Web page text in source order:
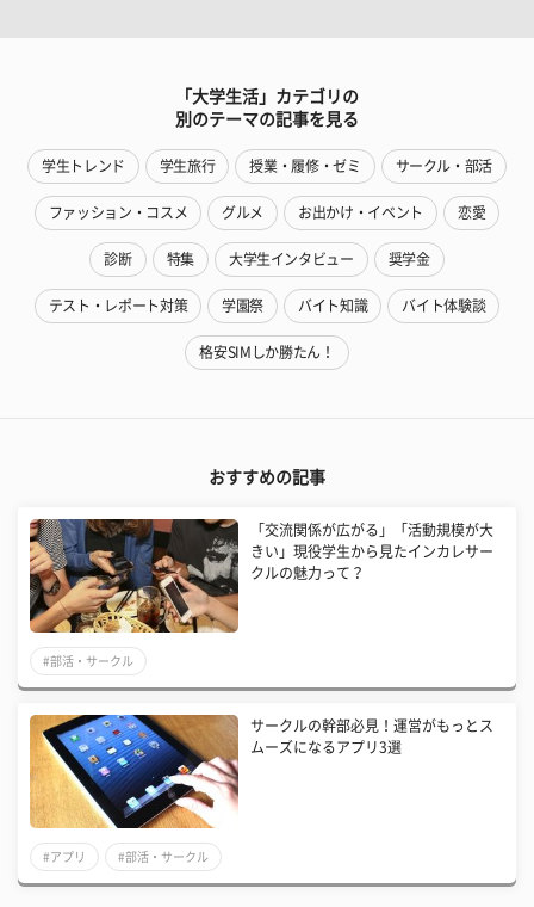
「大学生活」カテゴリの
別のテーマの記事を見る
学生トレンド 学生旅行 授業・履修・ゼミ サークル・部活
ファッション・コスメ グルメ お出かけ・イベント 恋愛
診断 特集 大学生インタビュー 奨学金
テスト・レポート対策 学園祭 バイト知識 バイト体験談
格安SIMしか勝たん！
おすすめの記事
「交流関係が広がる」「活動規模が大
きい」現役学生から見たインカレサー
クルの魅力って？
#部活・サークル
サークルの幹部必見！運営がもっとス
ムーズになるアプリ3選
#アプリ #部活・サークル